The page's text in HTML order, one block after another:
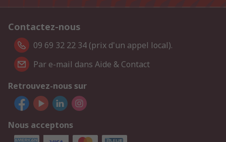
Contactez-nous
09 69 32 22 34 (prix d'un appel local).
Par e-mail dans Aide & Contact
Retrouvez-nous sur
Nous acceptons